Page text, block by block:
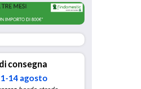
consegna
14 agosto